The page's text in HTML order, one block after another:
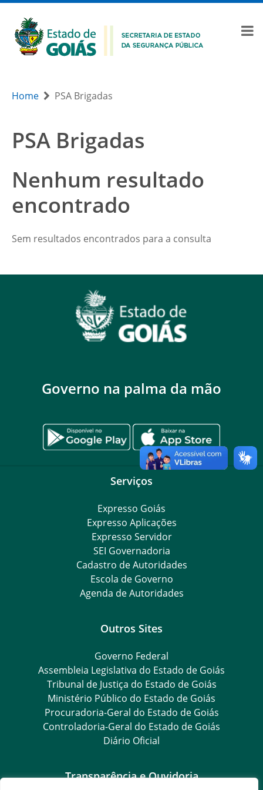
Home PSA Brigadas
PSA Brigadas
Nenhum resultado
encontrado
Sem resultados encontrados para a consulta
Governo na palma da mão
Serviços
Expresso Goiás
Expresso Aplicações
Expresso Servidor
SEI Governadoria
Cadastro de Autoridades
Escola de Governo
Agenda de Autoridades
Outros Sites
Governo Federal
Assembleia Legislativa do Estado de Goiás
Tribunal de Justiça do Estado de Goiás
Ministério Público do Estado de Goiás
Procuradoria-Geral do Estado de Goiás
Controladoria-Geral do Estado de Goiás
Diário Oficial
Transparência e Ouvidoria